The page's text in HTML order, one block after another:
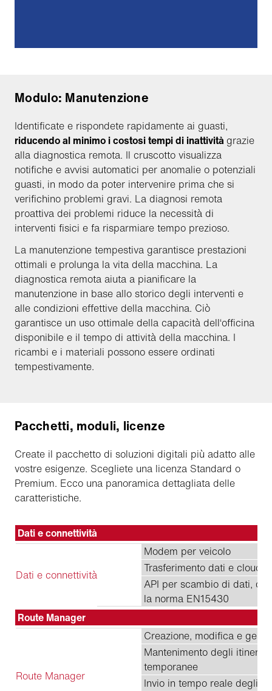
Modulo: Manutenzione
Identificate e rispondete rapidamente ai guasti,
riducendo al minimo i costosi tempi di inattivitàgrazie
alla diagnostica remota. Il cruscotto visualizza
notifiche e avvisi automatici per anomalie o potenziali
guasti, in modo da poter intervenire prima che si
verifichino problemi gravi. La diagnosi remota
proattiva dei problemi riduce la necessità di
interventi fisici e fa risparmiare tempo prezioso.
La manutenzione tempestiva garantisce prestazioni
ottimali e prolunga la vita della macchina. La
diagnostica remota aiuta a pianificare la
manutenzione in base allo storico degli interventi e
alle condizioni effettive della macchina. Ciò
garantisce un uso ottimale della capacità dell‘officina
disponibile e il tempo di attività della macchina. I
ricambi e i materiali possono essere ordinati
tempestivamente.
Pacchetti, moduli, licenze
Create il pacchetto di soluzioni digitali più adatto alle
vostre esigenze. Scegliete una licenza Standard o
Premium. Ecco una panoramica dettagliata delle
caratteristiche.
Dati e connettività
Dati e connettività
Modem per veicolo
Trasferimento dati e cloud
API per scambio di dati,
la norma EN15430
Route Manager
Route Manager
Creazione, modifica e
Mantenimento degli
temporanee
Invio in tempo reale degli